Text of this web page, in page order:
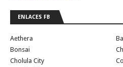
ENLACES FB
Aethera
Bonsai
Cholula City